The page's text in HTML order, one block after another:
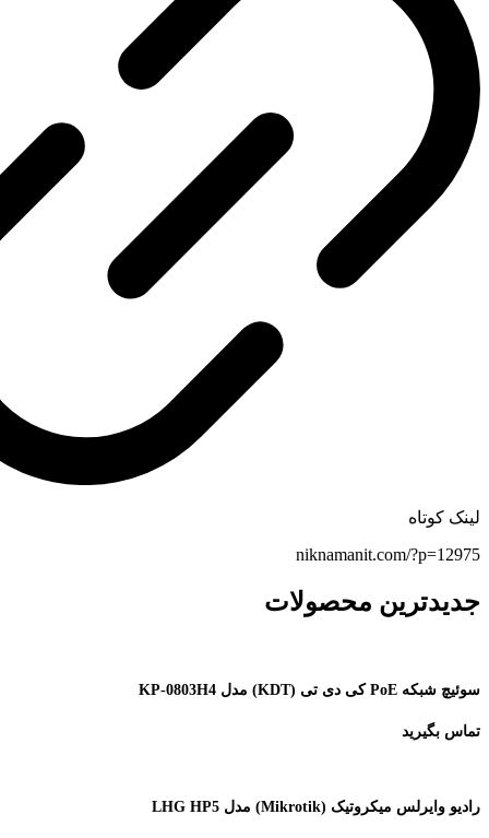
لینک کوتاه
niknamanit.com/?p=12975
جدیدترین محصولات
سوئیچ شبکه PoE کی دی تی (KDT) مدل KP-0803H4
تماس بگیرید
رادیو وایرلس میکروتیک (Mikrotik) مدل LHG HP5